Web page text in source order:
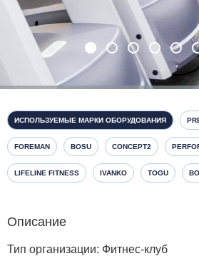
ИСПОЛЬЗУЕМЫЕ МАРКИ ОБОРУДОВАНИЯ
FOREMAN BOSU CONCEPT2
LIFELINE FITNESS IVANKO TOGU
Описание
Тип организации: Фитнес-клуб